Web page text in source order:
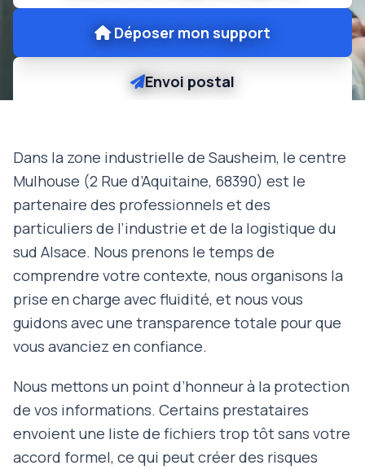
Déposer mon support
Envoi postal
Dans la zone industrielle de Sausheim, le centre
Mulhouse (2 Rue d’Aquitaine, 68390) est le
partenaire des professionnels et des
particuliers de l’industrie et de la logistique du
sud Alsace. Nous prenons le temps de
comprendre votre contexte, nous organisons la
prise en charge avec fluidité, et nous vous
guidons avec une transparence totale pour que
vous avanciez en confiance.
Nous mettons un point d’honneur à la protection
de vos informations. Certains prestataires
envoient une liste de fichiers trop tôt sans votre
accord formel, ce qui peut créer des risques